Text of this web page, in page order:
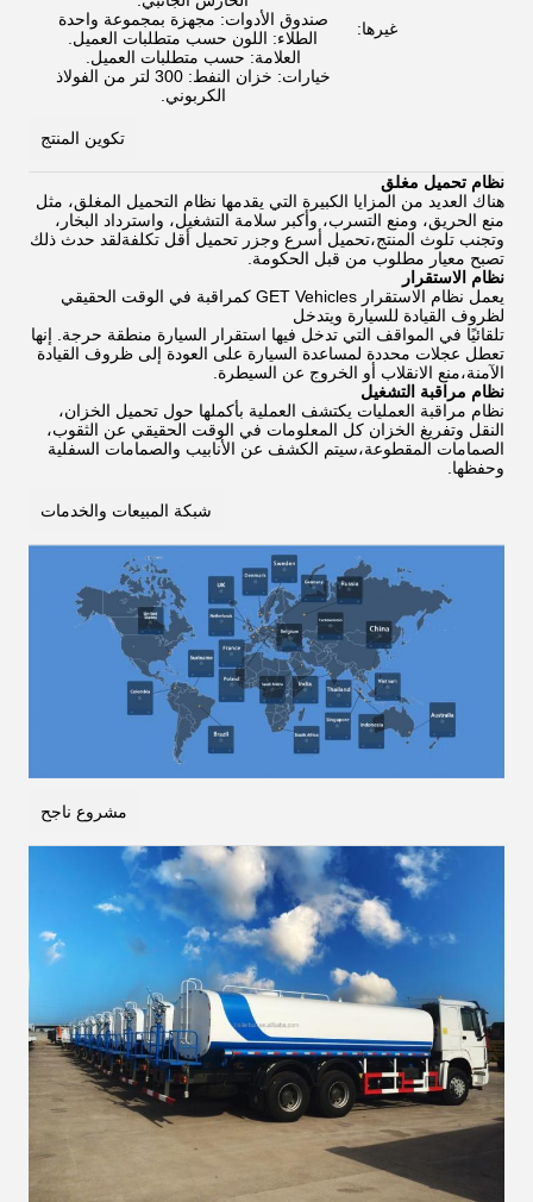
غيرها:
صندوق الأدوات: مجهزة بمجموعة واحدة
الطلاء: اللون حسب متطلبات العميل.
العلامة: حسب متطلبات العميل.
خيارات: خزان النفط: 300 لتر من الفولاذ
الكربوني.
تكوين المنتج
نظام تحميل مغلق
هناك العديد من المزايا الكبيرة التي يقدمها نظام التحميل المغلق، مثل
منع الحريق، ومنع التسرب، وأكبر سلامة التشغيل، واسترداد البخار،
وتجنب تلوث المنتج،تحميل أسرع وجزر تحميل أقل تكلفةلقد حدث ذلك
تصبح معيار مطلوب من قبل الحكومة.
نظام الاستقرار
يعمل نظام الاستقرار GET Vehicles كمراقبة في الوقت الحقيقي
لظروف القيادة للسيارة ويتدخل
تلقائيًا في المواقف التي تدخل فيها استقرار السيارة منطقة حرجة. إنها
تعطل عجلات محددة لمساعدة السيارة على العودة إلى ظروف القيادة
الآمنة،منع الانقلاب أو الخروج عن السيطرة.
نظام مراقبة التشغيل
نظام مراقبة العمليات يكتشف العملية بأكملها حول تحميل الخزان،
النقل وتفريغ الخزان كل المعلومات في الوقت الحقيقي عن الثقوب،
الصمامات المقطوعة،سيتم الكشف عن الأنابيب والصمامات السفلية
وحفظها.
شبكة المبيعات والخدمات
مشروع ناجح